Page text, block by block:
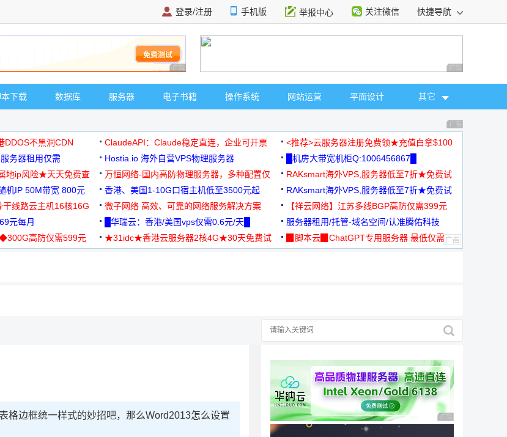
登录/注册 手机版 举报中心 关注微信 快捷导航
广告 商业广告，理性选择 广告 商业广告，理
本下载 数据库 服务器 电子书籍 操作系统 网站运营 平面设计 其它
广告 商业广告，理
DDOS不黑洞CDN ClaudeAPI：Claude稳定直连，企业可开票
<推荐>云服务器注册免费领★充值白拿$100
务器租用仅需
Hostia.io 海外自营VPS物理服务器
█机房大带宽机柜Q:1006456867█
地ip风险★天天免费查
万恒网络-国内高防物理服务器，多种配置仅
99元/月起
RAKsmart海外VPS,服务器低至7折★免费试
用★
机IP 50M带宽 800元 香港、美国1-10G口宿主机低至3500元起
RAKsmart海外VPS,服务器低至7折★免费试
用★
线路云主机16核16G
微子网络 高效、可靠的网络服务解决方案
【祥云网络】江苏多线BGP高防仅需399元
元每月 █华瑞云：香港/美国vps仅需0.6元/天█
服务器租用/托管-域名空间/认准腾佑科技
高防仅需599元
★31idc★香港云服务器2核4G★30天免费试
▉脚本云▉ChatGPT专用服务器 最低仅需
格边框统一样式的妙招吧，那么Word2013怎么设置
广告 商业广告，理性